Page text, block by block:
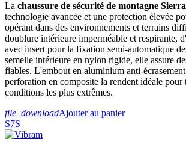
La chaussure de sécurité de montagne
technologie avancée et une protection élevée
opérant dans des environnements et terrains
doublure intérieure imperméable et respirante,
avec insert pour la fixation semi-automatique
semelle intérieure en nylon rigide, elle assure
fiables. L'embout en aluminium anti-
perforation en composite la rendent idéale pour
conditions les plus extrêmes.
file_downloadAjouter au panier
S7S